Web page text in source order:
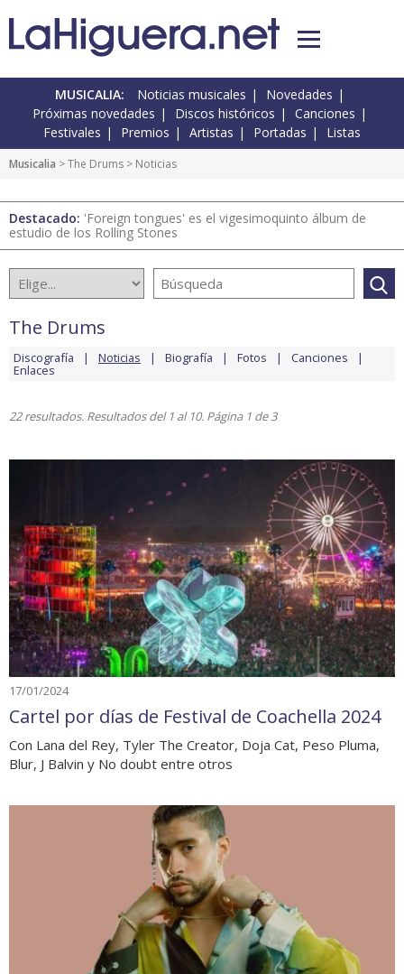
MUSICALIA: Noticias musicales
Novedades
Próximas novedades
Discos históricos
Canciones
Festivales
Premios Artistas Portadas Listas
Musicalia >The Drums > Noticias
Destacado: 'Foreign tongues' es el vigesimoquinto álbum de
estudio de los Rolling Stones
The Drums
Discografía Noticias Biografía Fotos Canciones
Enlaces
22 resultados. Resultados del 1 al 10. Página 1 de 3
17/01/2024
Cartel por días de Festival de Coachella 2024
Con Lana del Rey, Tyler The Creator, Doja Cat, Peso Pluma,
Blur, J Balvin y No doubt entre otros